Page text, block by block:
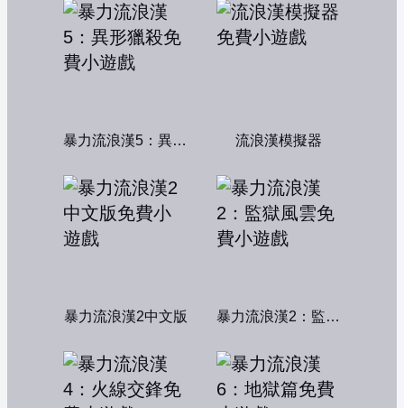
暴力流浪漢5：異形獵殺 流浪漢模擬器
暴力流浪漢2中文版 暴力流浪漢2：監獄風雲